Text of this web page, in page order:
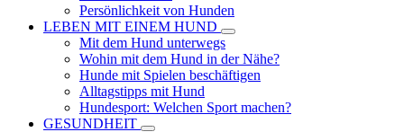
Persönlichkeit von Hunden
LEBEN MIT EINEM HUND
Mit dem Hund unterwegs
Wohin mit dem Hund in der Nähe?
Hunde mit Spielen beschäftigen
Alltagstipps mit Hund
Hundesport: Welchen Sport machen?
GESUNDHEIT